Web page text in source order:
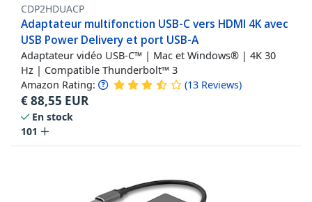
CDP2HDUACP
Adaptateur multifonction USB-C vers HDMI 4K avec
USB Power Delivery et port USB-A
Adaptateur vidéo USB-C™ | Mac et Windows® | 4K 30
Hz | Compatible Thunderbolt™ 3
Amazon Rating: (13 Reviews)
€88,55 EUR
En stock
101